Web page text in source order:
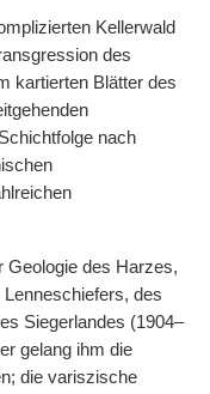
Kellerwald
des
kartierten Blätter des
nach
Geologie des Harzes,
des
Siegerlandes (1904–
gelang ihm die
die variszische